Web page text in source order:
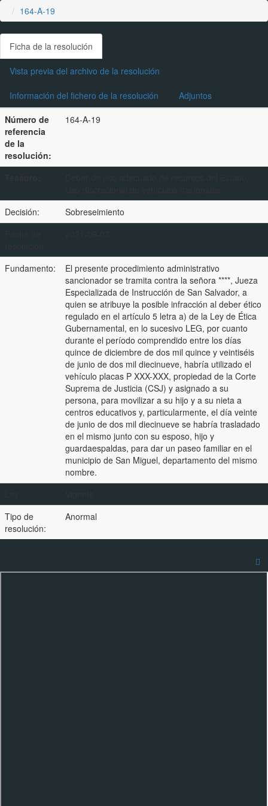
164-A-19
Ficha de la resolución
Vista previa del archivo de la resolución
Información del fichero de la resolución
Adjuntos
Número de
referencia
de la
resolución:
164-A-19
Decisión:
Sobreseimiento
Fundamento:
El presente procedimiento administrativo
sancionador se tramita contra la señora ****, Jueza
Especializada de Instrucción de San Salvador, a
quien se atribuye la posible infracción al deber ético
regulado en el artículo 5 letra a) de la Ley de Ética
Gubernamental, en lo sucesivo LEG, por cuanto
durante el período comprendido entre los días
quince de diciembre de dos mil quince y veintiséis
de junio de dos mil diecinueve, habría utilizado el
vehículo placas P XXX-XXX, propiedad de la Corte
Suprema de Justicia (CSJ) y asignado a su
persona, para movilizar a su hijo y a su nieta a
centros educativos y, particularmente, el día veinte
de junio de dos mil diecinueve se habría trasladado
en el mismo junto con su esposo, hijo y
guardaespaldas, para dar un paseo familiar en el
municipio de San Miguel, departamento del mismo
nombre.
Tipo de
resolución:
Anormal